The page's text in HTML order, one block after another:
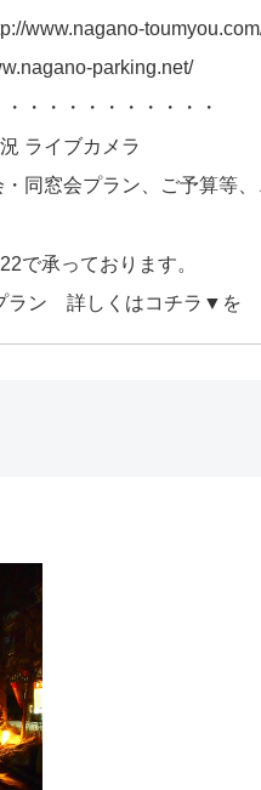
www.nagano-
parking.net/
・・・・・・・・・・
ライブカメラ
同窓会プラン、ご予算等、
承っております。
ン 詳しくはコチラ▼を